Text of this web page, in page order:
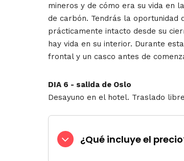
mineros y de cómo era su vida en
de carbón. Tendrás la oportunidad
prácticamente intacto desde su
hay vida en su interior. Durante
frontal y un casco antes de
DIA 6 - salida de Oslo
Desayuno en el hotel. Traslado
¿Qué incluye el